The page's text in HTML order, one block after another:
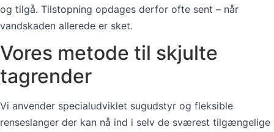
og tilgå. Tilstopning opdages derfor ofte sent – når
vandskaden allerede er sket.
Vores metode til skjulte
tagrender
Vi anvender specialudviklet sugudstyr og fleksible
renseslanger der kan nå ind i selv de sværest tilgængelige